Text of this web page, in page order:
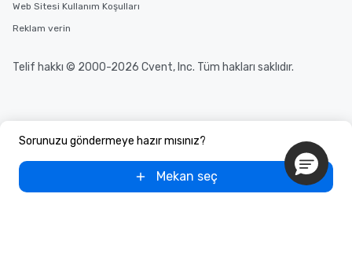
Sorunuzu göndermeye hazır mısınız?
Mekan seç
Web Sitesi Kullanım Koşulları
Reklam verin
Telif hakkı © 2000-2026 Cvent, Inc. Tüm hakları saklıdır.